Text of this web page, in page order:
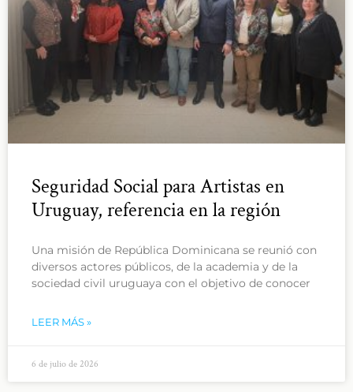
Seguridad Social para Artistas en
Uruguay, referencia en la región
Una misión de República Dominicana se reunió con
diversos actores públicos, de la academia y de la
sociedad civil uruguaya con el objetivo de conocer
LEER MÁS »
6 de julio de 2026